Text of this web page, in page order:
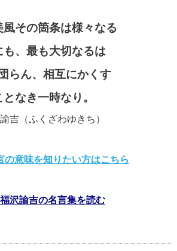
風その箇条は様々なる
も、最も大切なるは
らん、相互にかくす
となき一時なり。
吉（ふくざわゆきち）
意味を知りたい方はこちら
福沢諭吉の名言集を読む